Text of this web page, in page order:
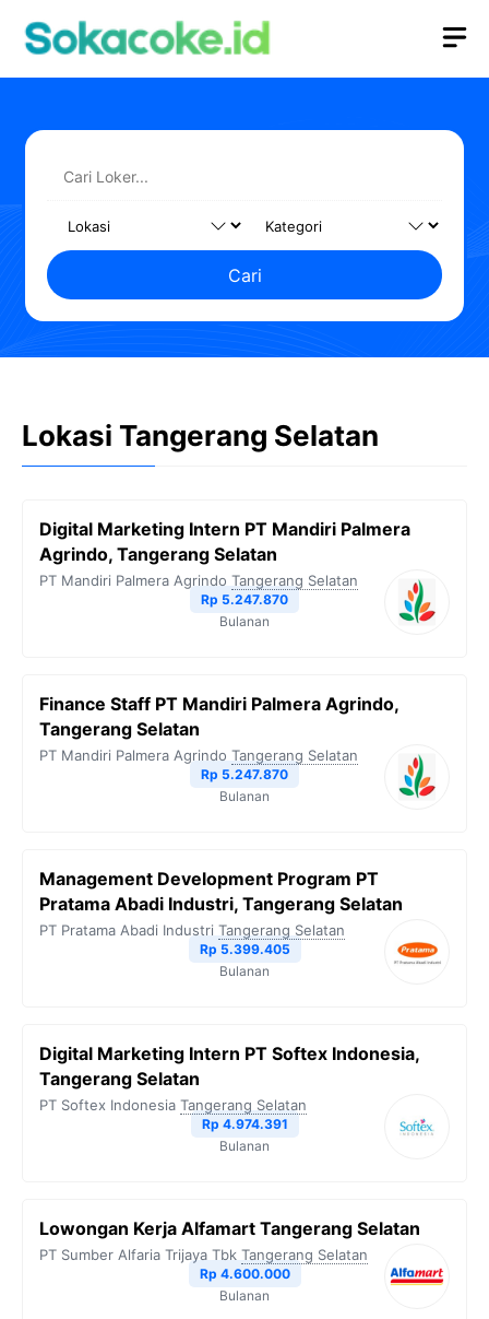
Cari
Lokasi Tangerang Selatan
Digital Marketing Intern PT Mandiri Palmera
Agrindo, Tangerang Selatan
PT Mandiri Palmera Agrindo Tangerang Selatan
Rp 5.247.870
Bulanan
Finance Staff PT Mandiri Palmera Agrindo,
Tangerang Selatan
PT Mandiri Palmera Agrindo Tangerang Selatan
Rp 5.247.870
Bulanan
Management Development Program PT
Pratama Abadi Industri, Tangerang Selatan
PT Pratama Abadi Industri Tangerang Selatan
Rp 5.399.405
Bulanan
Digital Marketing Intern PT Softex Indonesia,
Tangerang Selatan
PT Softex Indonesia Tangerang Selatan
Rp 4.974.391
Bulanan
Lowongan Kerja Alfamart Tangerang Selatan
PT Sumber Alfaria Trijaya Tbk Tangerang Selatan
Rp 4.600.000
Bulanan